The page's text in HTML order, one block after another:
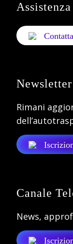
Newsletter
Rimani
Canale
News,